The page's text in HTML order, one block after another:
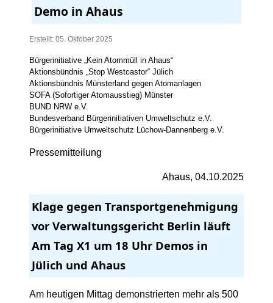
Demo in Ahaus
Erstellt: 05. Oktober 2025
Bürgerinitiative „Kein Atommüll in Ahaus“
Aktionsbündnis „Stop Westcastor“ Jülich
Aktionsbündnis Münsterland gegen Atomanlagen
SOFA (Sofortiger Atomausstieg) Münster
BUND NRW e.V.
Bundesverband Bürgerinitiativen Umweltschutz e.V.
Bürgerinitiative Umweltschutz Lüchow-Dannenberg e.V.
Pressemitteilung
Ahaus, 04.10.2025
Klage gegen Transportgenehmigung
vor Verwaltungsgericht Berlin läuft
Am Tag X1 um 18 Uhr Demos in
Jülich und Ahaus
Am heutigen Mittag demonstrierten mehr als 500